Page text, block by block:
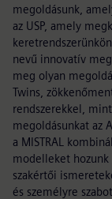
megoldásunk,
az USP, amely
nevű innovatív
meg olyan
Twins,
rendszerekkel,
megoldásunkat az
a MISTRAL
modelleket
szakértői
és személyre